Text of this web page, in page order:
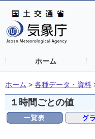
ホーム
ホーム > 各種データ・資料
１時間ごとの値